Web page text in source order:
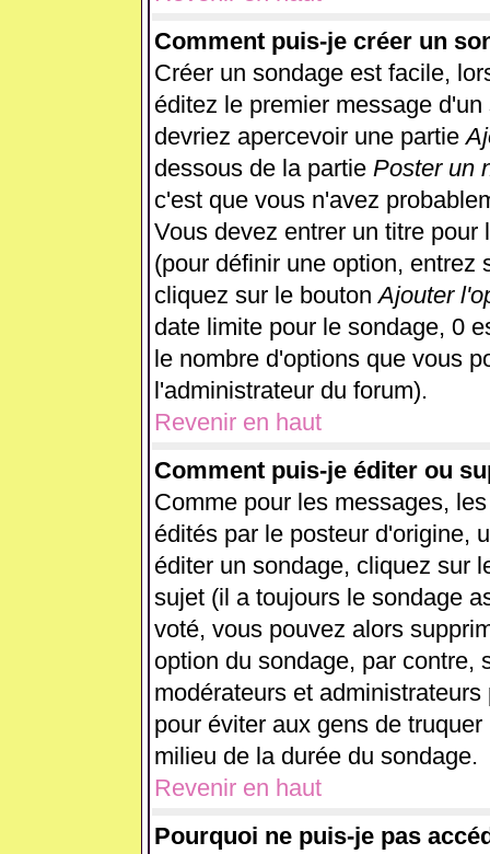
Comment puis-je créer un
Créer un sondage est facile,
éditez le premier message
devriez apercevoir une partie
dessous de la partie Poster un
c'est que vous n'avez
Vous devez entrer un titre
(pour définir une option, entrez
cliquez sur le boutonAjouter
date limite pour le sondage, 0
le nombre d'options que vous
l'administrateur du forum).
Revenir en haut
Comment puis-je éditer ou
Comme pour les messages,
édités par le posteur d'origine,
éditer un sondage, cliquez sur
sujet (il a toujours le sondage
voté, vous pouvez alors
option du sondage, par contre,
modérateurs et
pour éviter aux gens de
milieu de la durée du sondage.
Revenir en haut
Pourquoi ne puis-je pas